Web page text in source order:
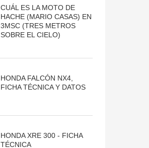
CUÁL ES LA MOTO DE
HACHE (MARIO CASAS) EN
3MSC (TRES METROS
SOBRE EL CIELO)
HONDA FALCÓN NX4,
FICHA TÉCNICA Y DATOS
HONDA XRE 300 - FICHA
TÉCNICA